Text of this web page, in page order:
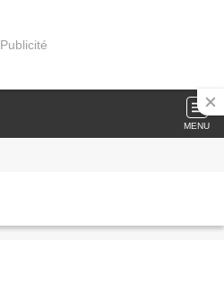
Publicité
MENU